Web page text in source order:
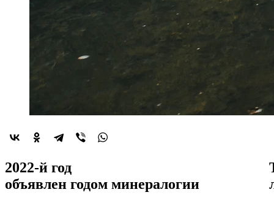
2022-й год
объявлен годом минералогии